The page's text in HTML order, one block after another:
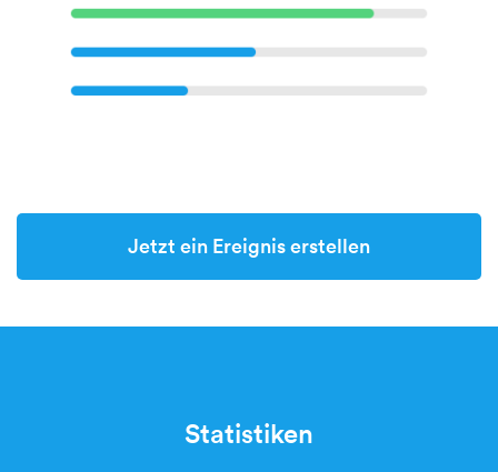
Jetzt ein Ereignis erstellen
Statistiken